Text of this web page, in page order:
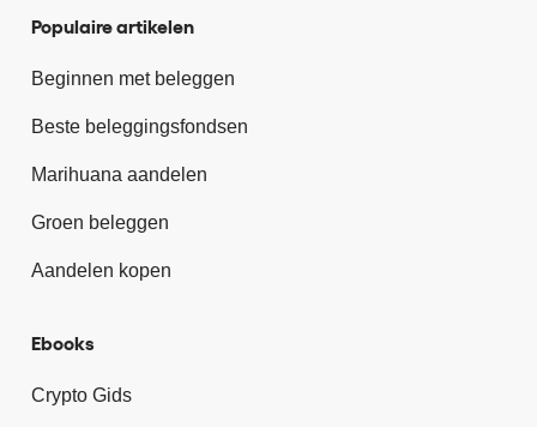
Populaire artikelen
Beginnen met beleggen
Beste beleggingsfondsen
Marihuana aandelen
Groen beleggen
Aandelen kopen
Ebooks
Crypto Gids